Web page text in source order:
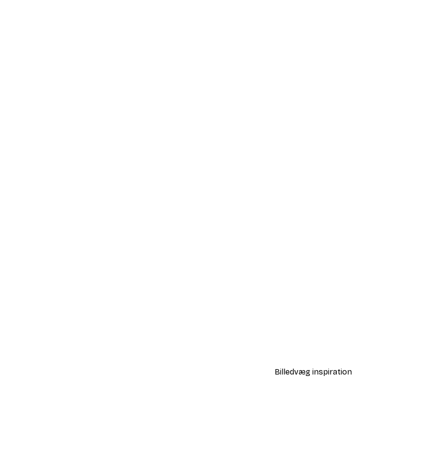
Billedvæg inspiration